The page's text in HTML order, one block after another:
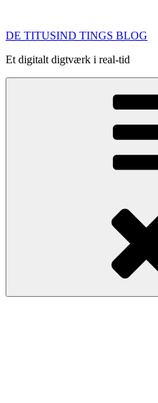
indhold
DE TITUSIND TINGS BLOG
Et digitalt digtværk i real-tid